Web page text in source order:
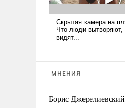
МНЕНИЯ
Борис Джерелиевский